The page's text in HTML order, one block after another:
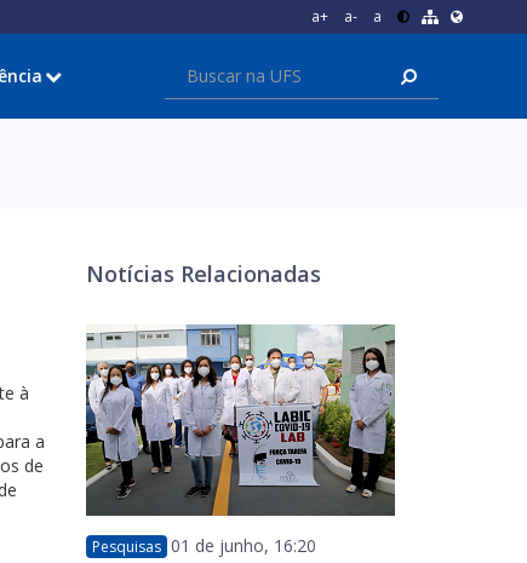
a+ a- a
à
a
de
Notícias Relacionadas
Pesquisas 01 de junho, 16:20